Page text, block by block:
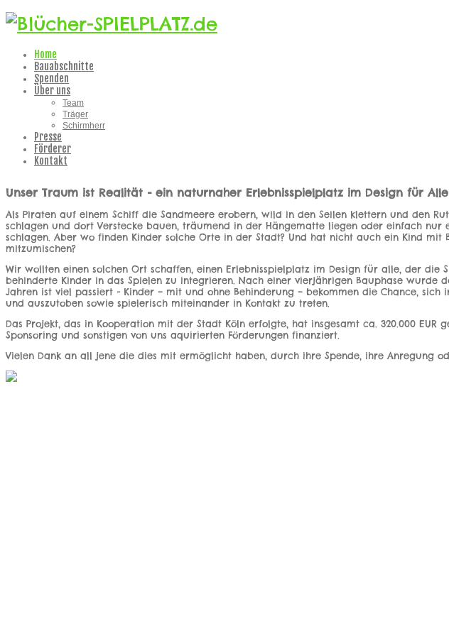
Home
Bauabschnitte
Spenden
Über uns
Team
Träger
Schirmherr
Presse
Förderer
Kontakt
Unser Traum ist Realität - ein naturnaher Erlebnisspielplatz im Design für
Als Piraten auf einem Schiff die Sandmeere erobern, wild in den Seilen klettern und den
schlagen und dort Verstecke bauen, träumend in der Hängematte liegen oder einfach nur
schlagen. Aber wo finden Kinder solche Orte in der Stadt? Und hat nicht auch ein Kind mit
mitzumischen?
Wir wollten einen solchen Ort schaffen, einen Erlebnisspielplatz im Design für alle, der die
behinderte Kinder in das Spielen zu integrieren. Nach einer vierjährigen Bauphase wurde
Jahren ist viel passiert - Kinder – mit und ohne Behinderung – bekommen die Chance,
und auszutoben sowie spielerisch miteinander in Kontakt zu treten.
Das Projekt, das in Kooperation mit der Stadt Köln erfolgte, hat insgesamt ca. 320.000 EUR
Sponsoring und sonstigen von uns aquirierten Förderungen finanziert.
Vielen Dank an all jene die dies mit ermöglicht haben, durch ihre Spende, ihre Anregung